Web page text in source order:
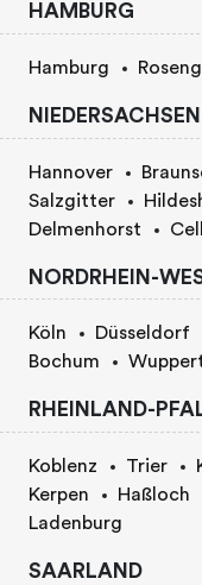
HAMBURG
Hamburg
NIEDERSACHSEN
Hannover
Salzgitter
Delmenhorst
NORDRHEIN-
Köln Düsseldorf
Bochum
RHEINLAND-
Koblenz Trier
Kerpen
Haßloch
Ladenburg
SAARLAND